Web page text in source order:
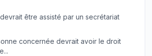
être assisté par un secrétariat
concernée devrait avoir le droit